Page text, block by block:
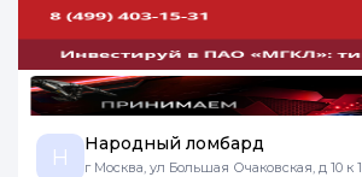
Н
Народный ломбард
г Москва, ул Большая Очаковская, д 10 к 1